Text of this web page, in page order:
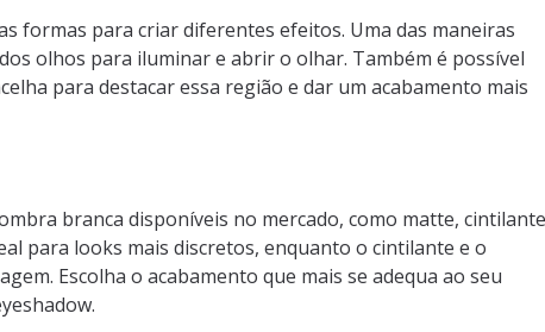
formas para criar diferentes efeitos. Uma das maneiras
olhos para iluminar e abrir o olhar. Também é possível
para destacar essa região e dar um acabamento mais
branca disponíveis no mercado, como matte, cintilante
para looks mais discretos, enquanto o cintilante e o
Escolha o acabamento que mais se adequa ao seu